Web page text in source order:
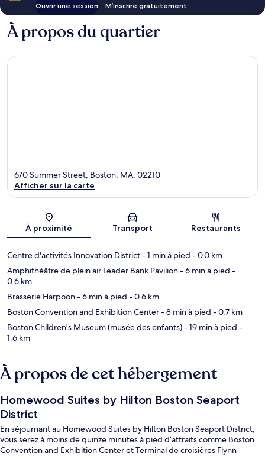
Ouvrir une session M’inscrire gratuitement
À propos du quartier
Carte
670 Summer Street, Boston, MA, 02210
Afficher sur la carte
À proximité Transport Restaurants
Centre d'activités Innovation District- 1 min à pied - 0.0 km
Amphithéâtre de plein air Leader Bank Pavilion- 6 min à pied -
0.6 km
Brasserie Harpoon- 6 min à pied - 0.6 km
Boston Convention and Exhibition Center- 8 min à pied - 0.7 km
Boston Children's Museum (musée des enfants)- 19 min à pied -
1.6 km
À propos de cet hébergement
Homewood Suites by Hilton Boston Seaport
District
En séjournant au Homewood Suites by Hilton Boston Seaport District,
vous serez à moins de quinze minutes à pied d’attraits comme Boston
Convention and Exhibition Center et Terminal de croisières Flynn